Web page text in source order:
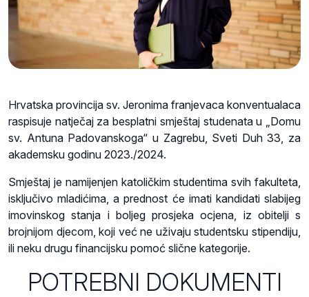
Hrvatska provincija sv. Jeronima franjevaca konventualaca
raspisuje natječaj za besplatni smještaj studenata u „Domu
sv. Antuna Padovanskoga“ u Zagrebu, Sveti Duh 33, za
akademsku godinu 2023./2024.
Smještaj je namijenjen katoličkim studentima svih fakulteta,
isključivo mladićima, a prednost će imati kandidati slabijeg
imovinskog stanja i boljeg prosjeka ocjena, iz obitelji s
brojnijom djecom, koji već ne uživaju studentsku stipendiju,
ili neku drugu financijsku pomoć slične kategorije.
POTREBNI DOKUMENTI